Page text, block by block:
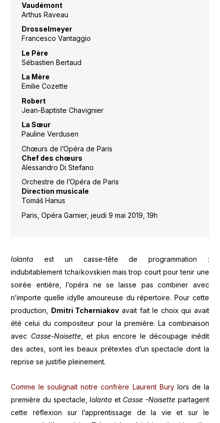
Vaudémont
Arthus Raveau
Drosselmeyer
Francesco Vantaggio
Le Père
Sébastien Bertaud
La Mère
Emilie Cozette
Robert
Jean-Baptiste Chavignier
La Sœur
Pauline Verdusen
Chœurs de l’Opéra de Paris
Chef des chœurs
Alessandro Di Stefano
Orchestre de l’Opéra de Paris
Direction musicale
Tomáš Hanus
Paris, Opéra Garnier, jeudi 9 mai 2019, 19h
Iolanta est un casse-tête de programmation :
indubitablement tchaïkovskien mais trop court pour tenir une
soirée entière, l’opéra ne se laisse pas combiner avec
n’importe quelle idylle amoureuse du répertoire. Pour cette
production, Dmitri Tcherniakov avait fait le choix qui avait
été celui du compositeur pour la première. La combinaison
avec Casse-Noisette, et plus encore le découpage inédit
des actes, sont les beaux prétextes d’un spectacle dont la
reprise se justifie pleinement.
Comme le soulignait notre confrère Laurent Burylors de la
première du spectacle,Iolanta et Casse -Noisette partagent
cette réflexion sur l’apprentissage de la vie et sur le